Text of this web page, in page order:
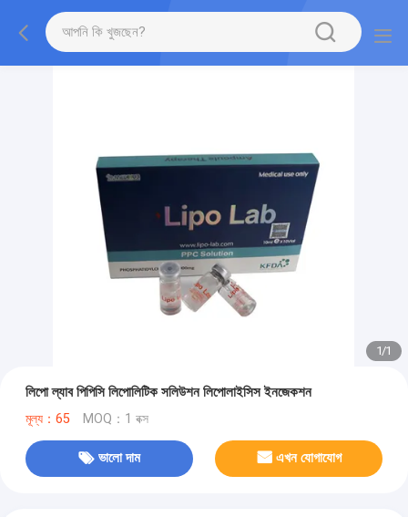
1/1
লিপো ল্যাব পিপিসি লিপোলিটিক সলিউশন লিপোলাইসিস ইনজেকশন
মূল্য：65 MOQ：1 বক্স
ভালো দাম এখন যোগাযোগ